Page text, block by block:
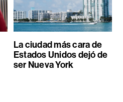
La ciudad más cara de
Estados Unidos dejó de
ser Nueva York